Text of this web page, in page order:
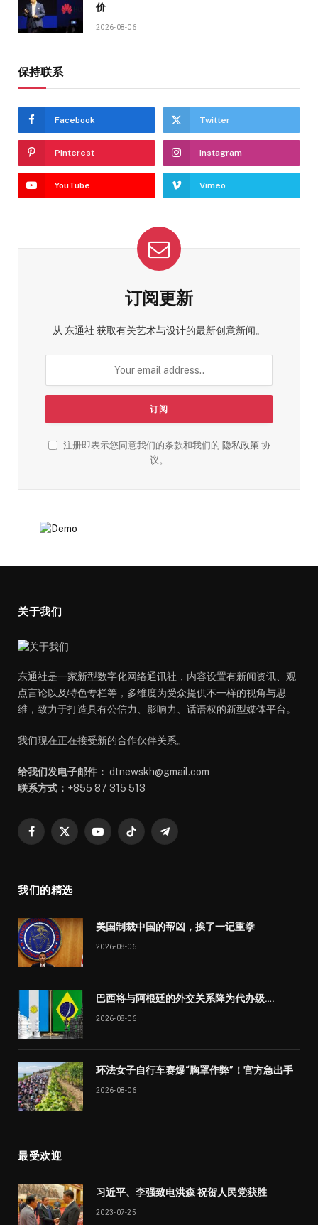
价
2026-08-06
保持联系
Facebook Twitter
Pinterest Instagram
YouTube Vimeo
订阅更新
从 东通社 获取有关艺术与设计的最新创意新闻。
注册即表示您同意我们的条款和我们的 隐私政策协
议。
关于我们
东通社是一家新型数字化网络通讯社，内容设置有新闻资讯、观
点言论以及特色专栏等，多维度为受众提供不一样的视角与思
维，致力于打造具有公信力、影响力、话语权的新型媒体平台。
我们现在正在接受新的合作伙伴关系。
给我们发电子邮件： dtnewskh@gmail.com
联系方式： +855 87 315 513
Facebook
X
YouTubeTikTok Telegram
我们的精选
美国制裁中国的帮凶，挨了一记重拳
2026-08-06
巴西将与阿根廷的外交关系降为代办级….
2026-08-06
环法女子自行车赛爆“胸罩作弊”！官方急出手
2026-08-06
最受欢迎
习近平、李强致电洪森 祝贺人民党获胜
2023-07-25